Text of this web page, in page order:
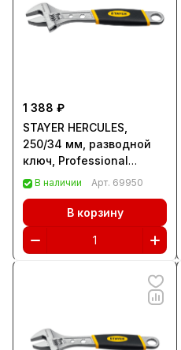
1 388 ₽
STAYER HERCULES,
250/34 мм, разводной
ключ, Professional
(27262-25)
В наличии Арт. 69950
В корзину